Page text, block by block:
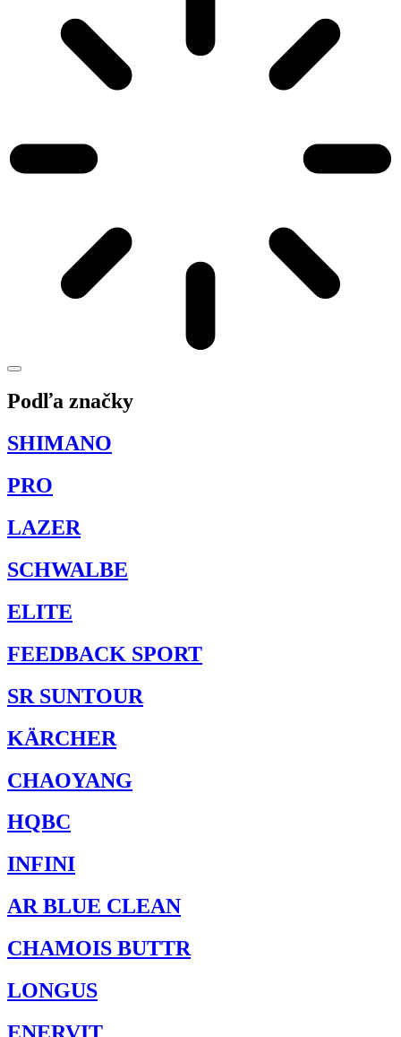
Podľa značky
SHIMANO
PRO
LAZER
SCHWALBE
ELITE
FEEDBACK SPORT
SR SUNTOUR
KÄRCHER
CHAOYANG
HQBC
INFINI
AR BLUE CLEAN
CHAMOIS BUTTR
LONGUS